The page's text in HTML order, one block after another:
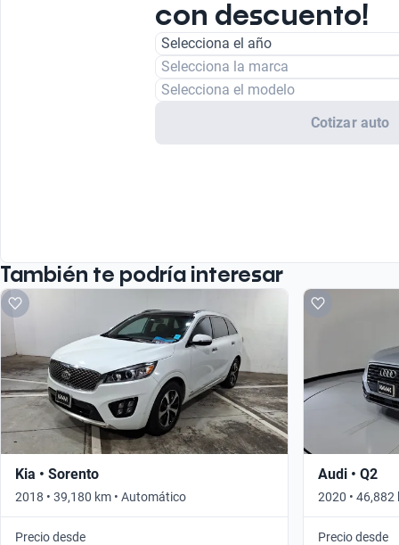
con descuento!
Selecciona el año
Selecciona la marca
Selecciona el modelo
Cotizar auto
También te podría interesar
Kia • Sorento
2018 • 39,180 km • Automático
Precio desde
Audi • Q2
2020 •
Precio desde